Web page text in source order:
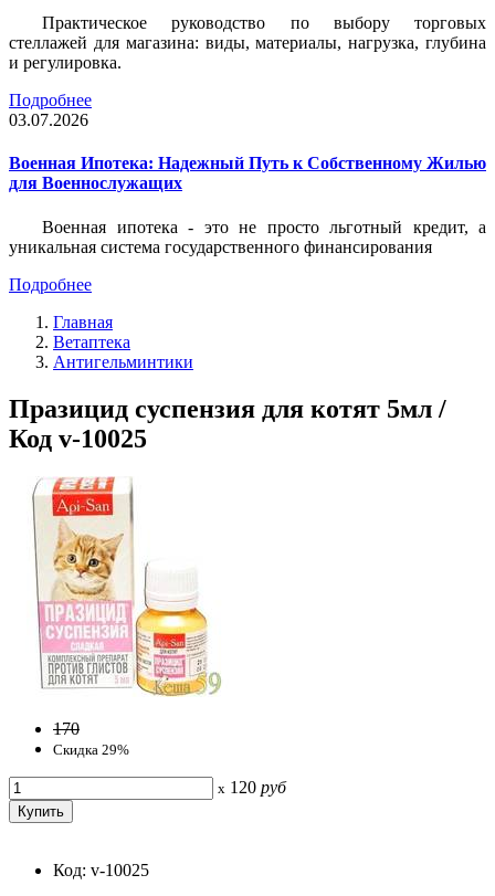
Практическое руководство по выбору торговых
стеллажей для магазина: виды, материалы, нагрузка, глубина
и регулировка.
Подробнее
03.07.2026
Военная Ипотека: Надежный Путь к Собственному Жилью
для Военнослужащих
Военная ипотека - это не просто льготный кредит, а
уникальная система государственного финансирования
Подробнее
Главная
Ветаптека
Антигельминтики
Празицид суспензия для котят 5мл /
Код v-10025
170
Скидка 29%
x 120 руб
Код: v-10025